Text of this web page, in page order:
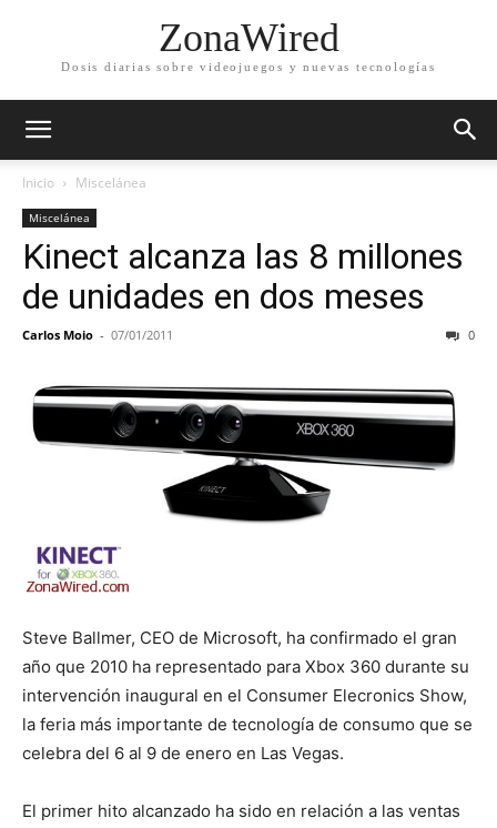
ZonaWired
Dosis diarias sobre videojuegos y nuevas tecnologías
Inicio Miscelánea
Miscelánea
Kinect alcanza las 8 millones
de unidades en dos meses
Carlos Moio - 07/01/2011 0
Steve Ballmer, CEO de Microsoft, ha confirmado el gran
año que 2010 ha representado para Xbox 360 durante su
intervención inaugural en el Consumer Elecronics Show,
la feria más importante de tecnología de consumo que se
celebra del 6 al 9 de enero en Las Vegas.
El primer hito alcanzado ha sido en relación a las ventas